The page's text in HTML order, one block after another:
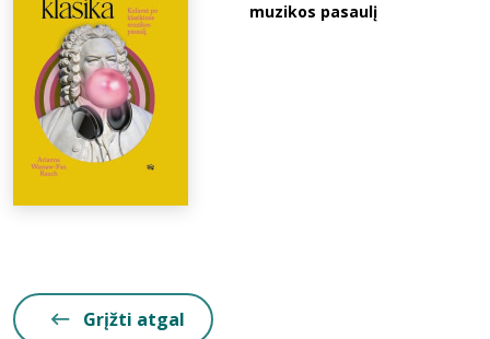
+370 667 80 541
muzikos pasaulį
Grįžti atgal